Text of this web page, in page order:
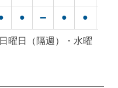
● ━ ● ●
曜日（隔週）・水曜